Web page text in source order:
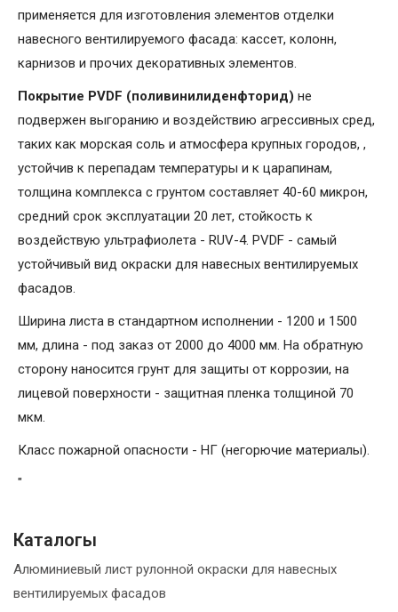
применяется для изготовления элементов отделки
навесного вентилируемого фасада: кассет, колонн,
карнизов и прочих декоративных элементов.
Покрытие PVDF (поливинилиденфторид) не
подвержен выгоранию и воздействию агрессивных сред,
таких как морская соль и атмосфера крупных городов, ,
устойчив к перепадам температуры и к царапинам,
толщина комплекса с грунтом составляет 40-60 микрон,
средний срок эксплуатации 20 лет, стойкость к
воздействую ультрафиолета - RUV-4. PVDF - самый
устойчивый вид окраски для навесных вентилируемых
фасадов.
Ширина листа в стандартном исполнении - 1200 и 1500
мм, длина - под заказ от 2000 до 4000 мм. На обратную
сторону наносится грунт для защиты от коррозии, на
лицевой поверхности - защитная пленка толщиной 70
мкм.
Класс пожарной опасности - НГ (негорючие материалы).
"
Каталогы
Алюминиевый лист рулонной окраски для навесных
вентилируемых фасадов